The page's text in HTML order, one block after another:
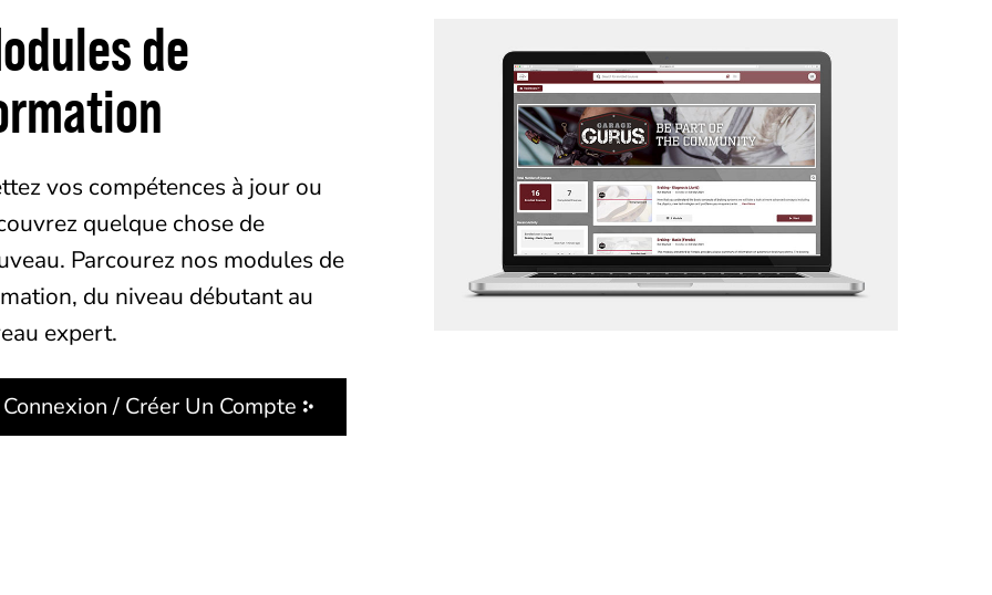
de
vos compétences à jour ou
quelque chose de
Parcourez nos modules de
du niveau débutant au
expert.
Connexion / Créer Un Compte